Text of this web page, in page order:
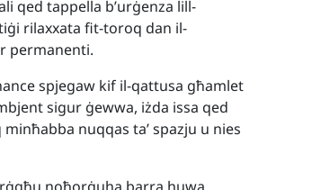
qed tappella b’urġenza lill-
rilaxxata fit-toroq dan il-
permanenti.
spjegaw kif il-qattusa għamlet
sigur ġewwa, iżda issa qed
nuqqas ta’ spazju u nies